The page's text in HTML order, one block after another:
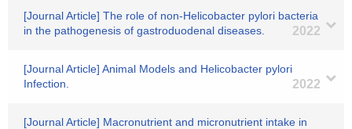
[Journal Article] The role of non-Helicobacter pylori bacteria
in the pathogenesis of gastroduodenal diseases.
2022
[Journal Article] Animal Models and Helicobacter pylori
Infection.
2022
[Journal Article] Macronutrient and micronutrient intake in